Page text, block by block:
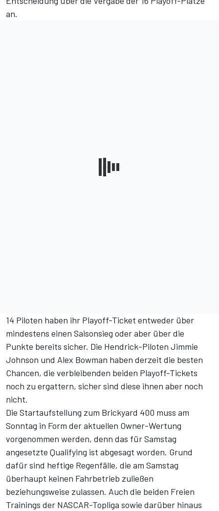
an.
14 Piloten haben ihr Playoff-Ticket entweder über
mindestens einen Saisonsieg oder aber über die
Punkte bereits sicher. Die Hendrick-Piloten Jimmie
Johnson und Alex Bowman haben derzeit die besten
Chancen, die verbleibenden beiden Playoff-Tickets
noch zu ergattern, sicher sind diese ihnen aber noch
nicht.
Die Startaufstellung zum Brickyard 400 muss am
Sonntag in Form der aktuellen Owner-Wertung
vorgenommen werden, denn das für Samstag
angesetzte Qualifying ist abgesagt worden. Grund
dafür sind heftige Regenfälle, die am Samstag
überhaupt keinen Fahrbetrieb zuließen
beziehungsweise zulassen. Auch die beiden Freien
Trainings der NASCAR-Topliga sowie darüber hinaus